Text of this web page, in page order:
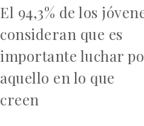
El 94,3% de los
consideran que es
importante luchar
aquello en lo que
creen